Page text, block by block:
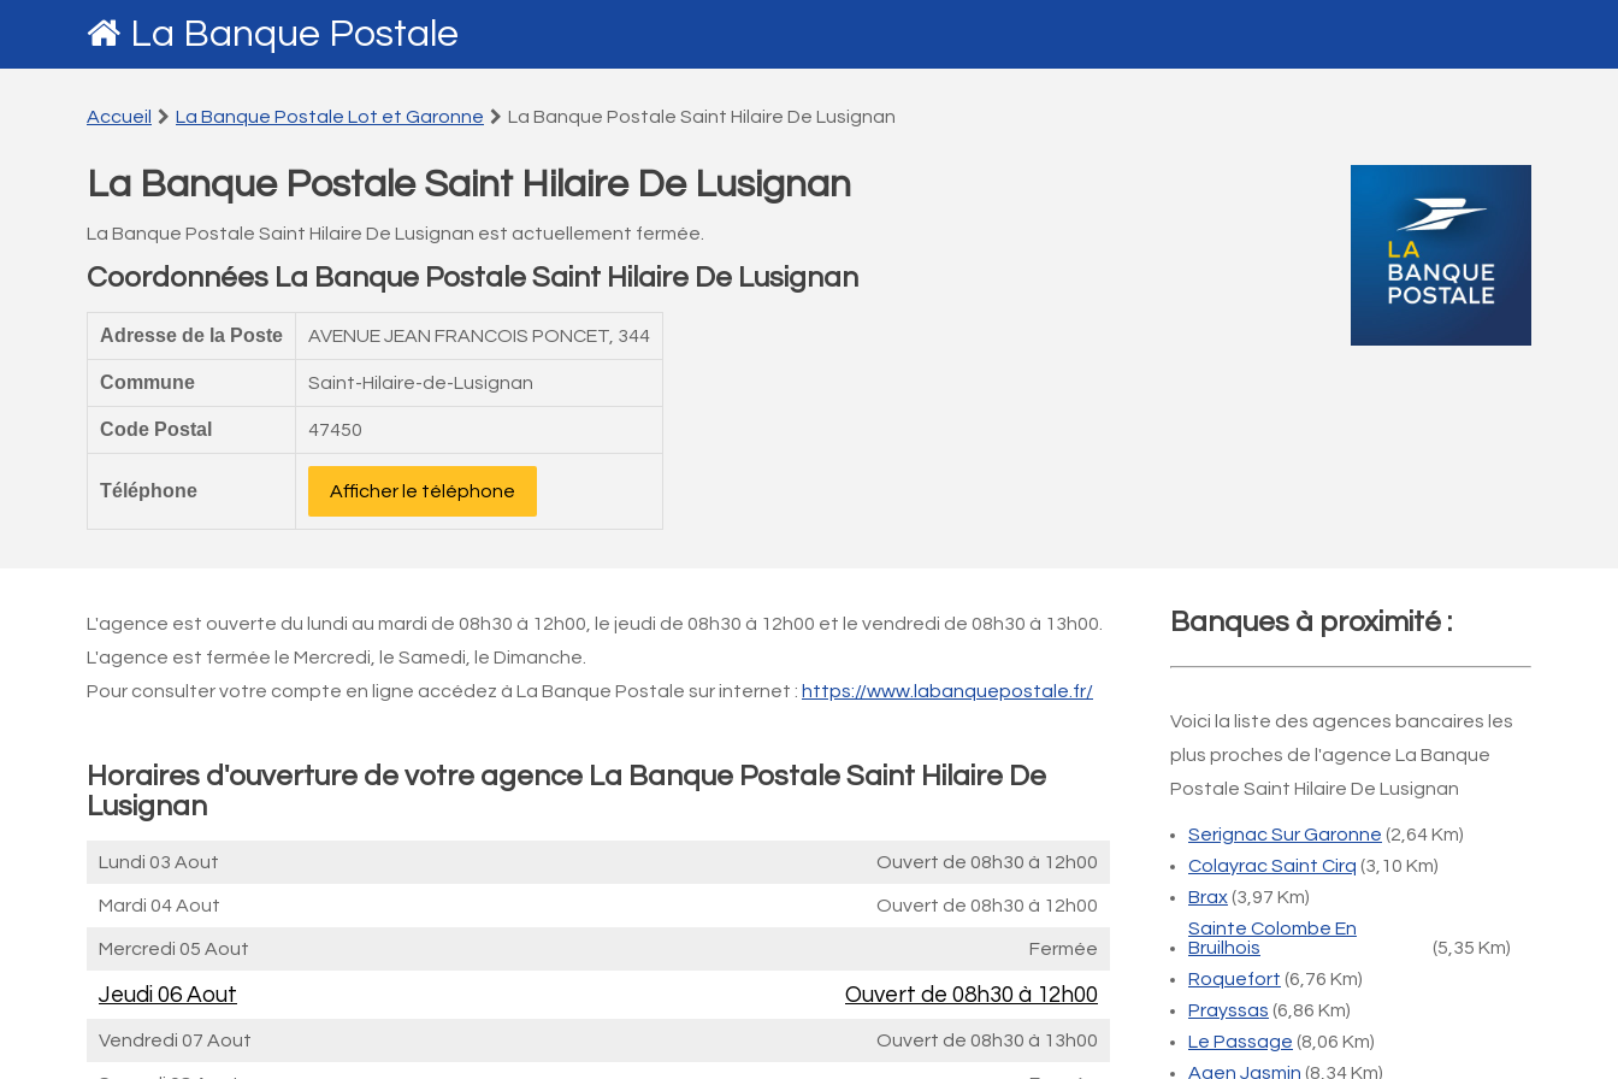
La Banque Postale
Accueil La Banque Postale Lot et Garonne La Banque Postale Saint Hilaire De Lusignan
La Banque Postale Saint Hilaire De Lusignan
La Banque Postale Saint Hilaire De Lusignan est actuellement fermée.
Coordonnées La Banque Postale Saint Hilaire De Lusignan
Adresse de la Poste AVENUE JEAN FRANCOIS PONCET, 344
Commune Saint-Hilaire-de-Lusignan
Code Postal 47450
Téléphone Afficher le téléphone
L'agence est ouverte du lundi au mardi de 08h30 à 12h00, le jeudi de 08h30 à 12h00 et le vendredi de 08h30 à 13h00.
L'agence est fermée le Mercredi, le Samedi, le Dimanche.
Pour consulter votre compte en ligne accédez à La Banque Postale sur internet : https://www.labanquepostale.fr/
Horaires d'ouverture de votre agence La Banque Postale Saint Hilaire De
Lusignan
Lundi 03 Aout Ouvert de 08h30 à 12h00
Mardi 04 Aout Ouvert de 08h30 à 12h00
Mercredi 05 Aout Fermée
Jeudi 06 Aout Ouvert de 08h30 à 12h00
Vendredi 07 Aout Ouvert de 08h30 à 13h00
Banques à proximité :
Voici la liste des agences bancaires les
plus proches de l'agence La Banque
Postale Saint Hilaire De Lusignan
Serignac Sur Garonne (2,64 Km)
Colayrac Saint Cirq (3,10 Km)
Brax(3,97 Km)
Sainte Colombe En
Bruilhois
(5,35 Km)
Roquefort (6,76 Km)
Prayssas (6,86 Km)
Le Passage (8,06 Km)
Agen Jasmin (8,34 Km)